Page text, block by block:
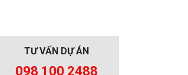
TƯ VẤN DỰ ÁN
098 100 2488